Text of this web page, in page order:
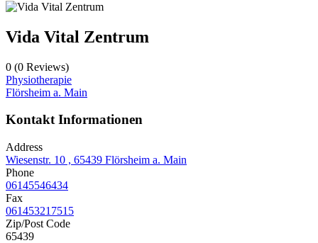
Vida Vital Zentrum
0 (0 Reviews)
Physiotherapie
Flörsheim a. Main
Kontakt Informationen
Address
Wiesenstr. 10 , 65439 Flörsheim a. Main
Phone
06145546434
Fax
061453217515
Zip/Post Code
65439